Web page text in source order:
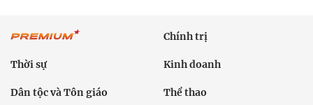
Chính trị
Thời sự Kinh doanh
Dân tộc và Tôn giáo Thể thao